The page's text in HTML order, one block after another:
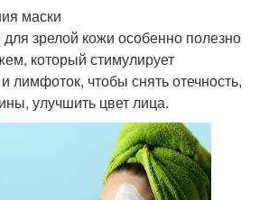
маски
зрелой кожи особенно полезно
который стимулирует
лимфоток, чтобы снять отечность,
улучшить цвет лица.